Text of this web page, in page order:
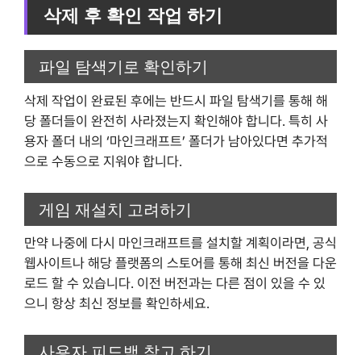
삭제 후 확인 작업 하기
파일 탐색기로 확인하기
삭제 작업이 완료된 후에는 반드시 파일 탐색기를 통해 해
당 폴더들이 완전히 사라졌는지 확인해야 합니다. 특히 사
용자 폴더 내의 ‘마인크래프트’ 폴더가 남아있다면 추가적
으로 수동으로 지워야 합니다.
게임 재설치 고려하기
만약 나중에 다시 마인크래프트를 설치할 계획이라면, 공식
웹사이트나 해당 플랫폼의 스토어를 통해 최신 버전을 다운
로드 할 수 있습니다. 이전 버전과는 다른 점이 있을 수 있
으니 항상 최신 정보를 확인하세요.